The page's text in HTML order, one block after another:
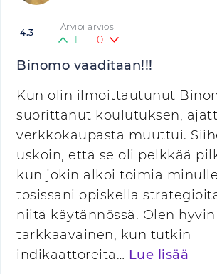
4.3 Arvioi arviosi
1 0
Binomo vaaditaan!!!
Kun olin ilmoittautunut
suorittanut koulutuksen,
verkkokaupasta muuttui.
uskoin, että se oli pelkkää
kun jokin alkoi toimia
tosissani opiskella
niitä käytännössä. Olen hyvin
tarkkaavainen, kun tutkin
indikaattoreita… Lue lisää